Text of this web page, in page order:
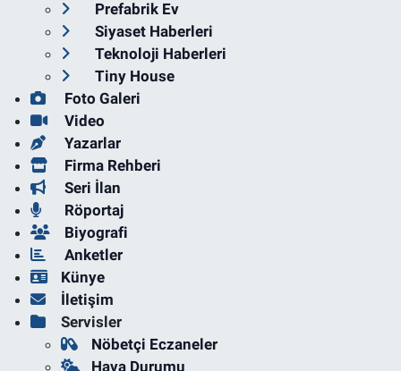
Prefabrik Ev
Siyaset Haberleri
Teknoloji Haberleri
Tiny House
Foto Galeri
Video
Yazarlar
Firma Rehberi
Seri İlan
Röportaj
Biyografi
Anketler
Künye
İletişim
Servisler
Nöbetçi Eczaneler
Hava Durumu